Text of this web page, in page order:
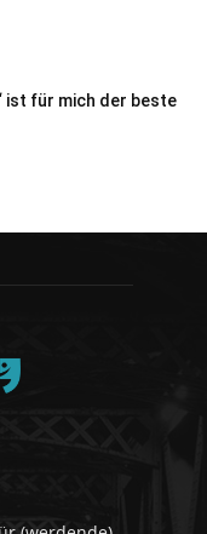
ist für mich der beste